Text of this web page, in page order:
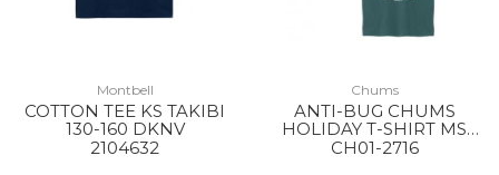
20% Off 20% Off
Montbell
COTTON TEE KS TAKIBI
130-160 DKNV
2104632
Chums
ANTI-BUG CHUMS
HOLIDAY T-SHIRT MS
T035 DEEP TEAL
CH01-2716